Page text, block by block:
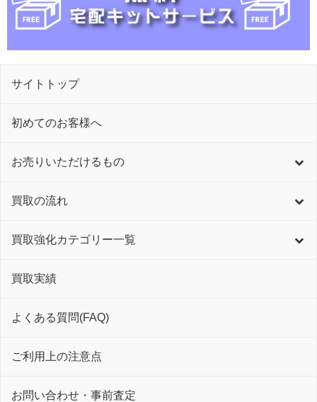
サイトトップ
初めてのお客様へ
お売りいただけるもの
買取の流れ
買取強化カテゴリー一覧
買取実績
よくある質問(FAQ)
ご利用上の注意点
お問い合わせ・事前査定